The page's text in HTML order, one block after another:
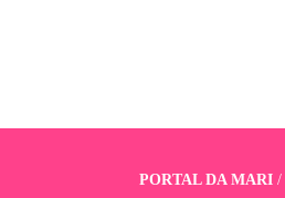
PORTAL DA MARI/